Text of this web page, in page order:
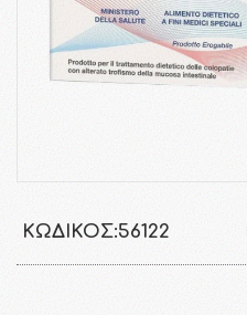
ΚΩΔΙΚΌΣ:56122